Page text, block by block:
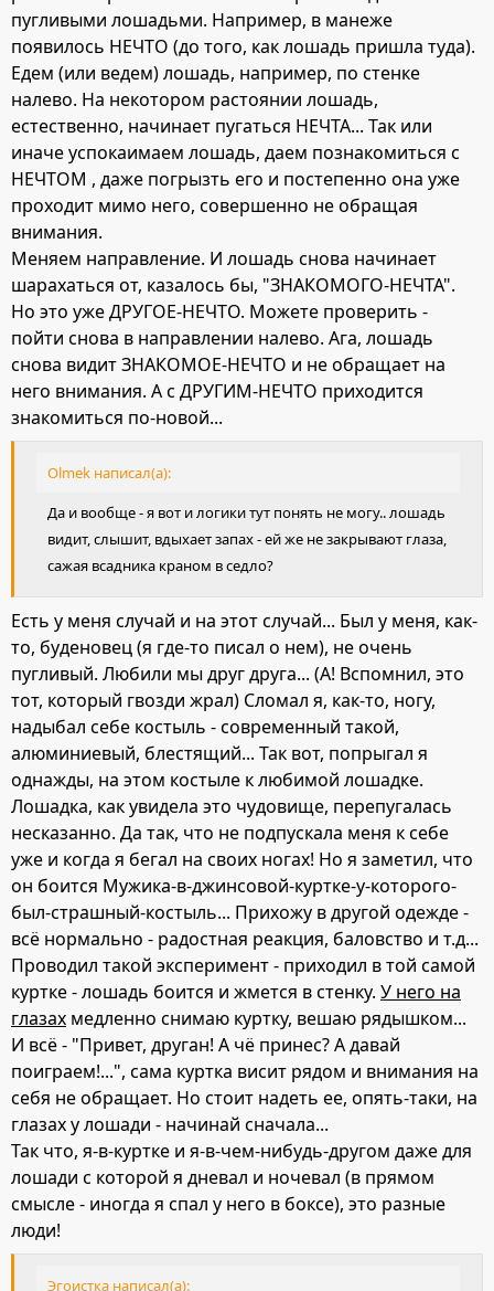
пугливыми лошадьми. Например, в манеже
появилось НЕЧТО (до того, как лошадь пришла туда).
Едем (или ведем) лошадь, например, по стенке
налево. На некотором растоянии лошадь,
естественно, начинает пугаться НЕЧТА... Так или
иначе успокаимаем лошадь, даем познакомиться с
НЕЧТОМ , даже погрызть его и постепенно она уже
проходит мимо него, совершенно не обращая
внимания.
Меняем направление. И лошадь снова начинает
шарахаться от, казалось бы, "ЗНАКОМОГО-НЕЧТА".
Но это уже ДРУГОЕ-НЕЧТО. Можете проверить -
пойти снова в направлении налево. Ага, лошадь
снова видит ЗНАКОМОЕ-НЕЧТО и не обращает на
него внимания. А с ДРУГИМ-НЕЧТО приходится
знакомиться по-новой...
Olmek написал(а):
Да и вообще - я вот и логики тут понять не могу.. лошадь
видит, слышит, вдыхает запах - ей же не закрывают глаза,
сажая всадника краном в седло?
Есть у меня случай и на этот случай... Был у меня, как-
то, буденовец (я где-то писал о нем), не очень
пугливый. Любили мы друг друга... (А! Вспомнил, это
тот, который гвозди жрал) Сломал я, как-то, ногу,
надыбал себе костыль - современный такой,
алюминиевый, блестящий... Так вот, попрыгал я
однажды, на этом костыле к любимой лошадке.
Лошадка, как увидела это чудовище, перепугалась
несказанно. Да так, что не подпускала меня к себе
уже и когда я бегал на своих ногах! Но я заметил, что
он боится Мужика-в-джинсовой-куртке-у-которого-
был-страшный-костыль... Прихожу в другой одежде -
всё нормально - радостная реакция, баловство и т.д...
Проводил такой эксперимент - приходил в той самой
куртке - лошадь боится и жмется в стенку. У него на
глазах медленно снимаю куртку, вешаю рядышком...
И всё - "Привет, друган! А чё принес? А давай
поиграем!...", сама куртка висит рядом и внимания на
себя не обращает. Но стоит надеть ее, опять-таки, на
глазах у лошади - начинай сначала...
Так что, я-в-куртке и я-в-чем-нибудь-другом даже для
лошади с которой я дневал и ночевал (в прямом
смысле - иногда я спал у него в боксе), это разные
люди!
Эгоистка написал(а):